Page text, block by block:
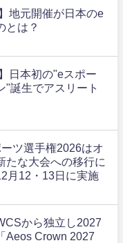
地元開催が日本のe
とは？
日本初の"eスポー
"誕生でアスリート
ツ選手権2026はオ
な大会への移行に
月12・13日に実施
から独立し2027
Crown 2027